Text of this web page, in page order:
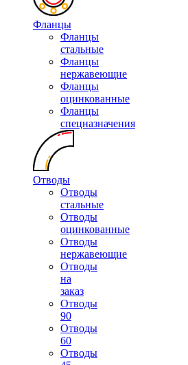
Фланцы
Фланцы
стальные
Фланцы
нержавеющие
Фланцы
оцинкованные
Фланцы
спецназначения
Отводы
Отводы
стальные
Отводы
оцинкованные
Отводы
нержавеющие
Отводы
на
заказ
Отводы
90
Отводы
60
Отводы